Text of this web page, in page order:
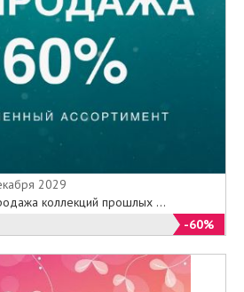
2029
коллекций прошлых ...
-60%